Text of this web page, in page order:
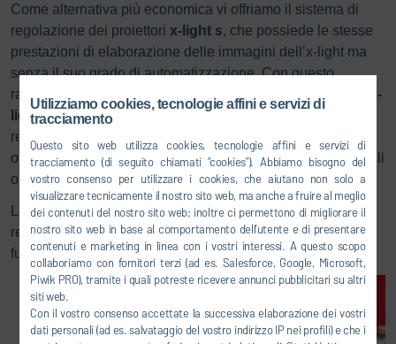
Utilizziamo cookies, tecnologie affini e servizi di
tracciamento
Questo sito web utilizza cookies, tecnologie affini e servizi di
tracciamento (di seguito chiamati “cookies”). Abbiamo bisogno del
vostro consenso per utilizzare i cookies, che aiutano non solo a
visualizzare tecnicamente il nostro sito web, ma anche a fruire al meglio
dei contenuti del nostro sito web; inoltre ci permettono di migliorare il
nostro sito web in base al comportamento dell’utente e di presentare
contenuti e marketing in linea con i vostri interessi. A questo scopo
collaboriamo con fornitori terzi (ad es. Salesforce, Google, Microsoft,
Piwik PRO), tramite i quali potreste ricevere annunci pubblicitari su altri
siti web.
Con il vostro consenso accettate la successiva elaborazione dei vostri
dati personali (ad es. salvataggio del vostro indirizzo IP nei profili) e che i
Come alternativa più economica vi offriamo il sistema di
regolazione dei proiettori x-light s, che possiede le stesse
prestazioni di elaborazione delle immagini dell’x-light ma
senza il suo grado di automatizzazione. Con questo
rapporto prezzo/prestazioni particolarmente conveniente,
x-
lightsè il prodotto ideale per migliorare la qualità della
regolazione dei proiettori nelle produzioni di piccole serie,
officine CKD e settori di revisione e ritocco e adempiere agli
obblighi di documentazione.
La struttura modulare e la flessibilità elevata del banco di
registrazione lo rendono adatto anche per le esigenze
future.